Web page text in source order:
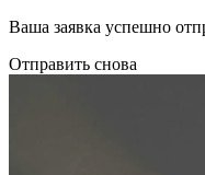
Ваша заявка успешно
Отправить снова